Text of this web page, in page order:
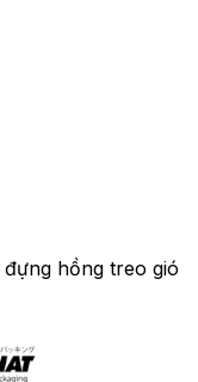
đựng hồng treo gió